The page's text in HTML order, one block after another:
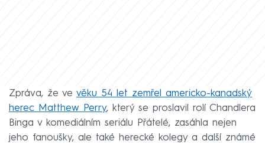
Zpráva, že ve věku 54 let zemřel americko-kanadský
herec Matthew Perry, který se proslavil rolí Chandlera
Binga v komediálním seriálu Přátelé, zasáhla nejen
jeho fanoušky, ale také herecké kolegy a další známé